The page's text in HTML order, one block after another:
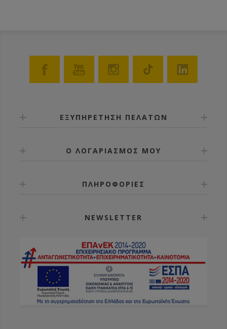
ΕΞΥΠΗΡΕΤΗΣΗ ΠΕΛΑΤΩΝ
Ο ΛΟΓΑΡΙΑΣΜΟΣ ΜΟΥ
ΠΛΗΡΟΦΟΡΙΕΣ
NEWSLETTER